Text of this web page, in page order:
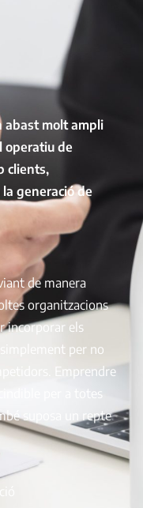
abast molt ampli
operatiu de
clients,
generació de
de manera
organitzacions
incorporar els
per no
Emprendre
per a totes
suposa un repte